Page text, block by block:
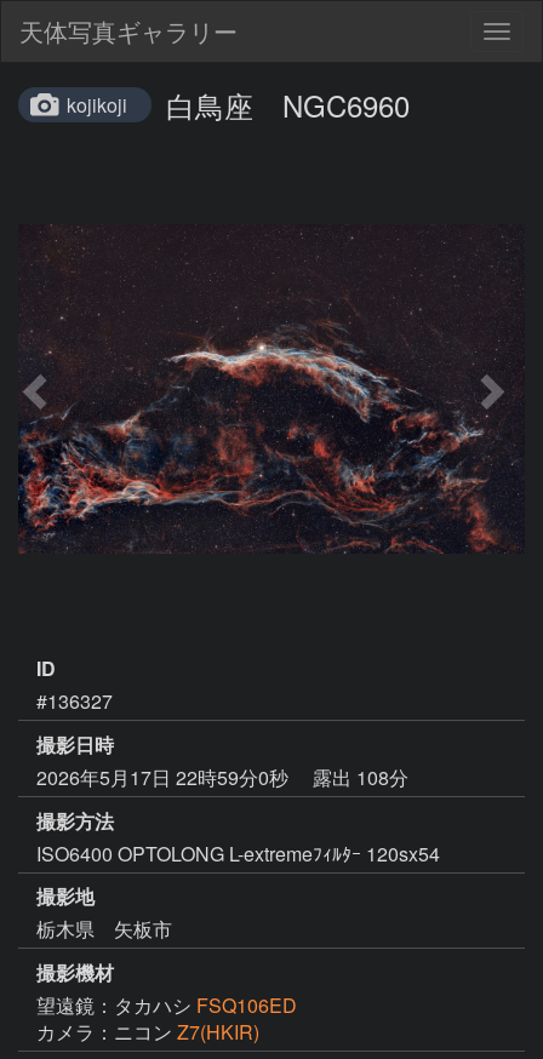
天体写真ギャラリー
kojikoji 白鳥座 NGC6960
ID
#136327
撮影日時
2026年5月17日 22時59分0秒
露出 108分
撮影方法
ISO6400 OPTOLONG L-extremeﾌｨﾙﾀｰ 120sx54
撮影地
栃木県 矢板市
撮影機材
望遠鏡：タカハシ FSQ106ED
カメラ：ニコン Z7(HKIR)